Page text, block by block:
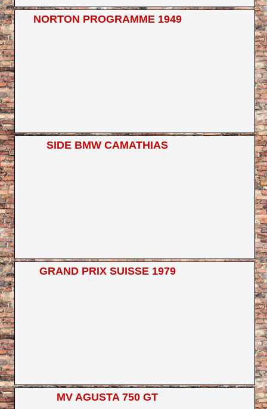
NORTON PROGRAMME 1949
SIDE BMW CAMATHIAS
GRAND PRIX SUISSE 1979
MV AGUSTA 750 GT